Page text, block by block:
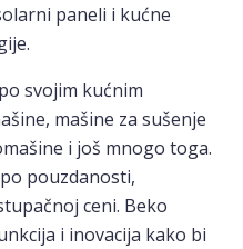
paneli i kućne
svojim kućnim
mašine za sušenje
i još mnogo toga.
pouzdanosti,
ceni. Beko
i inovacija kako bi